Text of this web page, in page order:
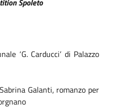
‘G. Carducci’ di Palazzo
Galanti, romanzo per